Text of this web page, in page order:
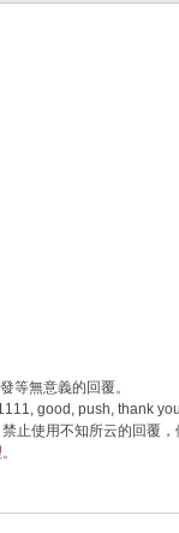
等無意義的回覆。
good, push, thank
止使用不知所云的回覆